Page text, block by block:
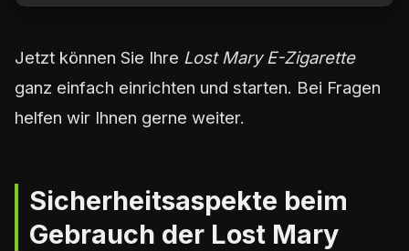
Jetzt können Sie Ihre Lost Mary E-Zigarette
ganz einfach einrichten und starten. Bei Fragen
helfen wir Ihnen gerne weiter.
Sicherheitsaspekte beim
Gebrauch der Lost Mary